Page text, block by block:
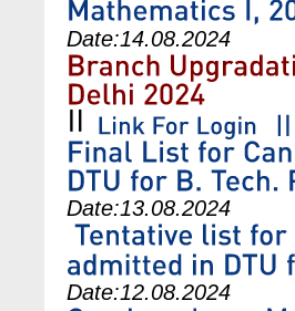
Date:14.08.2024
Date:13.08.2024
Date:12.08.2024